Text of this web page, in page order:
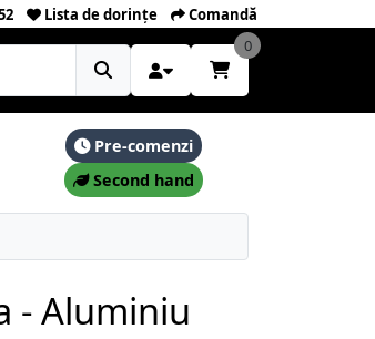
Lista de dorințe
Comandă
0
Pre-comenzi
Second hand
- Aluminiu